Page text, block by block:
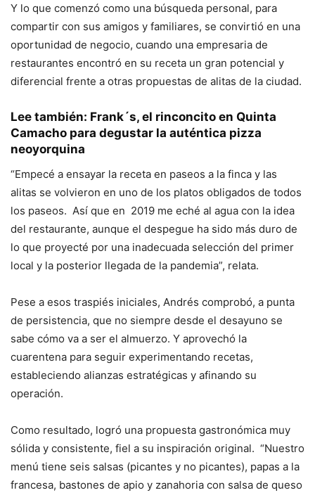
Y lo que comenzó como una búsqueda personal, para
compartir con sus amigos y familiares, se convirtió en una
oportunidad de negocio, cuando una empresaria de
restaurantes encontró en su receta un gran potencial y
diferencial frente a otras propuestas de alitas de la ciudad.
Lee también: Frank´s, el rinconcito en Quinta
Camacho para degustar la auténtica pizza
neoyorquina
“Empecé a ensayar la receta en paseos a la finca y las
alitas se volvieron en uno de los platos obligados de todos
los paseos. Así que en 2019 me eché al agua con la idea
del restaurante, aunque el despegue ha sido más duro de
lo que proyecté por una inadecuada selección del primer
local y la posterior llegada de la pandemia”, relata.
Pese a esos traspiés iniciales, Andrés comprobó, a punta
de persistencia, que no siempre desde el desayuno se
sabe cómo va a ser el almuerzo. Y aprovechó la
cuarentena para seguir experimentando recetas,
estableciendo alianzas estratégicas y afinando su
operación.
Como resultado, logró una propuesta gastronómica muy
sólida y consistente, fiel a su inspiración original. “Nuestro
menú tiene seis salsas (picantes y no picantes), papas a la
francesa, bastones de apio y zanahoria con salsa de queso